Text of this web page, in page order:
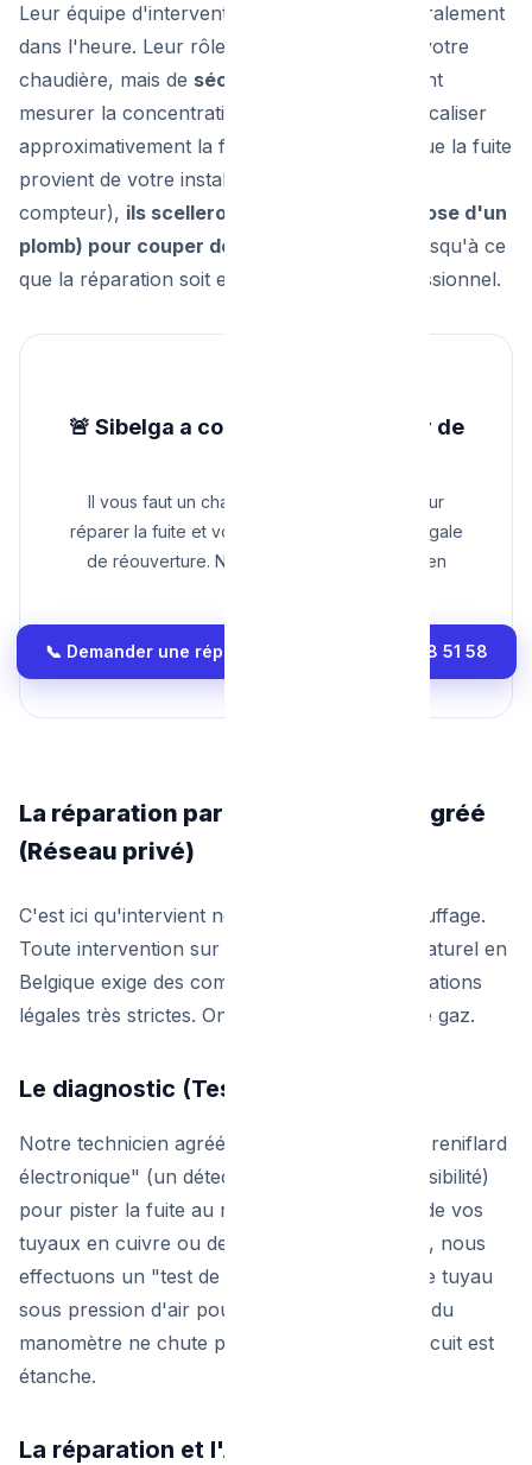
Leur équipe d'intervention rapide arrive généralement
dans l'heure. Leur rôle n'est pas de réparer votre
chaudière, mais de sécuriser les lieux
. Ils vont
mesurer la concentration de gaz dans l'air, localiser
approximativement la fuite. S'ils constatent que la fuite
provient de votre installation privée (après le
compteur), ils scelleront votre compteur (pose d'un
plomb) pour couper définitivement le gaz
jusqu'à ce
que la réparation soit effectuée par un professionnel.
🚨 Sibelga a coupé votre compteur de
Il vous faut un chauffagiste agréé Cerga pour
réparer la fuite et vous délivrer l'attestation légale
de réouverture. Nos équipes interviennent en
📞 Demander une réparation agréée : 0465 68 51 58
La réparation par le chauffagiste agréé
(Réseau privé)
C'est ici qu'intervient notre entreprise de chauffage.
Toute intervention sur une conduite de gaz naturel en
Belgique exige des compétences et des habilitations
légales très strictes. On ne bricole pas avec le gaz.
Le diagnostic (Test d'étanchéité)
Notre technicien agréé
utilise un "reniflard
électronique" (un détecteur de gaz haute sensibilité)
pour pister la fuite au millimètre près le long de vos
tuyaux en cuivre ou de vos raccords. Ensuite, nous
effectuons un "test de pression" en mettant le tuyau
sous pression d'air pour vérifier que l'aiguille du
manomètre ne chute pas, prouvant que le circuit est
étanche.
La réparation et l'Attestation